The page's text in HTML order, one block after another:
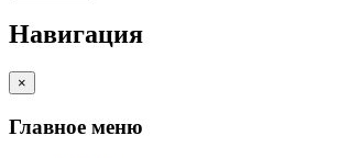
Навигация
×
Главное меню